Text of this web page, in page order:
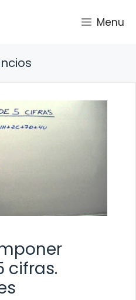
Menu
cifras.